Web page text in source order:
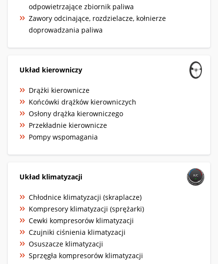
odpowietrzające zbiornik paliwa
Zawory odcinające, rozdzielacze, kołnierze
doprowadzania paliwa
Układ kierowniczy
Drążki kierownicze
Końcówki drążków kierowniczych
Osłony drążka kierowniczego
Przekładnie kierownicze
Pompy wspomagania
Układ klimatyzacji
Chłodnice klimatyzacji (skraplacze)
Kompresory klimatyzacji (sprężarki)
Cewki kompresorów klimatyzacji
Czujniki ciśnienia klimatyzacji
Osuszacze klimatyzacji
Sprzęgła kompresorów klimatyzacji